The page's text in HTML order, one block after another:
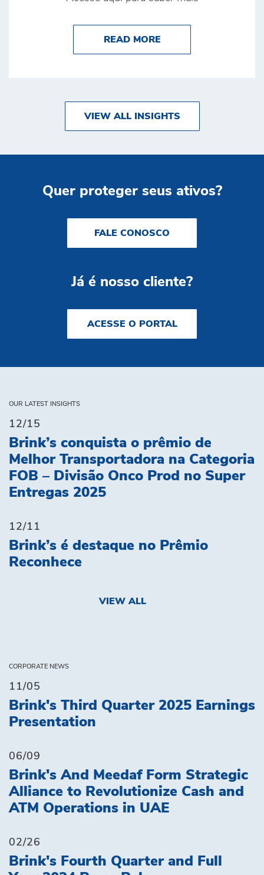
READ MOREABOUT POR QUE A
VIEW ALL INSIGHTS
Quer proteger seus ativos?
FALE CONOSCO
Já é nosso cliente?
ACESSE O PORTAL
OUR LATEST INSIGHTS
12/15
Brink’s conquista o prêmio de
Melhor Transportadora na Categoria
FOB – Divisão Onco Prod no Super
Entregas 2025
12/11
Brink’s é destaque no Prêmio
Reconhece
VIEW ALL
CORPORATE NEWS
11/05
Brink's Third Quarter 2025 Earnings
Presentation
06/09
Brink's And Meedaf Form Strategic
Alliance to Revolutionize Cash and
ATM Operations in UAE
02/26
Brink's Fourth Quarter and Full